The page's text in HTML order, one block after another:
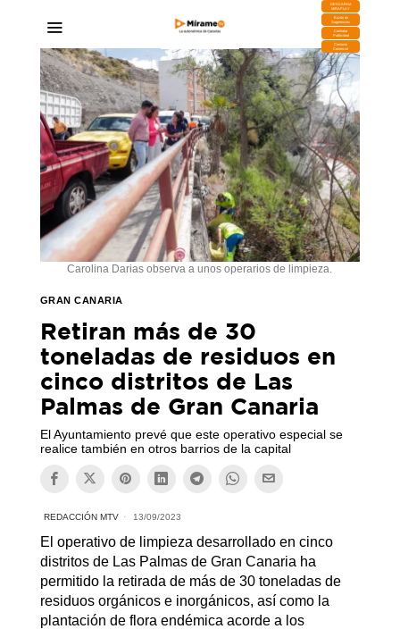
DESCARGA
MIRAPLAY
Buzón de
Sugerencias
Contratar
Publicidad
Contacto
Comercial
Carolina Darias observa a unos operarios de limpieza.
GRAN CANARIA
Retiran más de 30
toneladas de residuos en
cinco distritos de Las
Palmas de Gran Canaria
El Ayuntamiento prevé que este operativo especial se
realice también en otros barrios de la capital
REDACCIÓN MTV 13/09/2023
El operativo de limpieza desarrollado en cinco
distritos de Las Palmas de Gran Canaria ha
permitido la retirada de más de 30 toneladas de
residuos orgánicos e inorgánicos, así como la
plantación de flora endémica acorde a los